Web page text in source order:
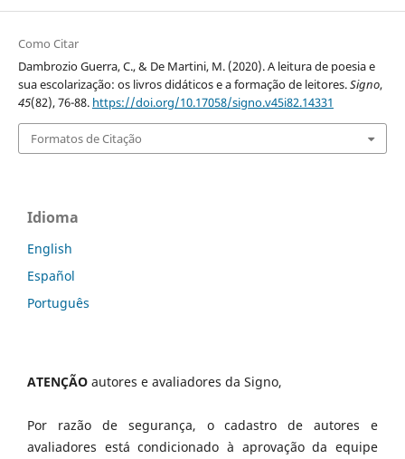
Como Citar
Dambrozio Guerra, C., & De Martini, M. (2020). A leitura de poesia e
sua escolarização: os livros didáticos e a formação de leitores.Signo,
45(82), 76-88. https://doi.org/10.17058/signo.v45i82.14331
Formatos de Citação
Idioma
English
Español
Português
ATENÇÃO autores e avaliadores da Signo,
Por razão de segurança, o cadastro de autores e
avaliadores está condicionado à aprovação da equipe